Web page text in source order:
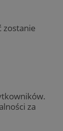
zostanie
za